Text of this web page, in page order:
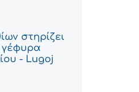
στηρίζει
γέφυρα
- Lugoj